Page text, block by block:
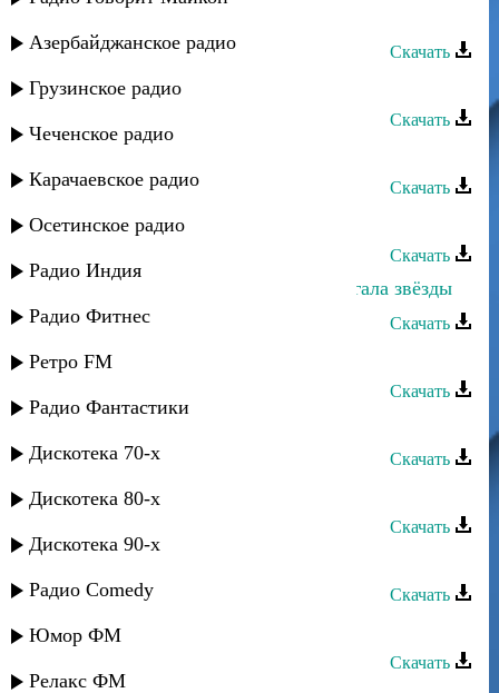
Азербайджанское радио
Грузинское радио
Чеченское радио
Карачаевское радио
Осетинское радио
Радио Индия
Радио Фитнес
Ретро FM
Радио Фантастики
Дискотека 70-х
Дискотека 80-х
Дискотека 90-х
Радио Comedy
Юмор ФМ
Релакс ФМ
Скачать
Звезды Сергокалы - Track 15
Скачать
Скачать
Ахмед Закариев - Две звезды
Скачать
Эльдар Агачев - Для меня ты зажигала звёзды
Скачать
Нариман Умаров - Track 16
Скачать
Нариман Умаров - Track 15
Скачать
Нариман Умаров - Track 14
Скачать
Скачать
Нариман Умаров - Track 12
Скачать